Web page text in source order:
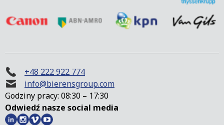
+48 222 922 774
info@bierensgroup.com
Godziny pracy: 08:30 – 17:30
Odwiedź nasze social media